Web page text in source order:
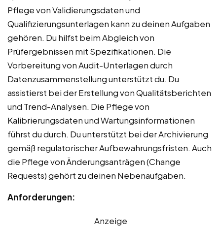
Pflege von Validierungsdaten und
Qualifizierungsunterlagen kann zu deinen Aufgaben
gehören. Du hilfst beim Abgleich von
Prüfergebnissen mit Spezifikationen. Die
Vorbereitung von Audit-Unterlagen durch
Datenzusammenstellung unterstützt du. Du
assistierst bei der Erstellung von Qualitätsberichten
und Trend-Analysen. Die Pflege von
Kalibrierungsdaten und Wartungsinformationen
führst du durch. Du unterstützt bei der Archivierung
gemäß regulatorischer Aufbewahrungsfristen. Auch
die Pflege von Änderungsanträgen (Change
Requests) gehört zu deinen Nebenaufgaben.
Anforderungen:
Anzeige